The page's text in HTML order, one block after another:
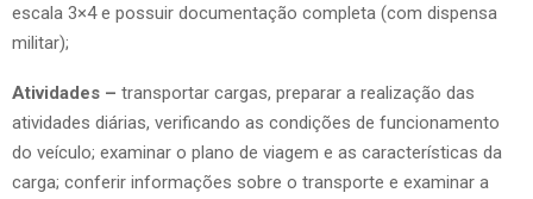
escala 3×4 e possuir documentação completa (com dispensa
militar);
Atividades – transportar cargas, preparar a realização das
atividades diárias, verificando as condições de funcionamento
do veículo; examinar o plano de viagem e as características da
carga; conferir informações sobre o transporte e examinar a